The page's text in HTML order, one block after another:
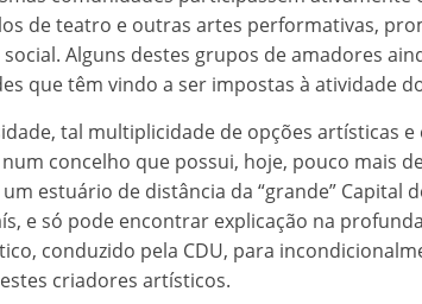
de teatro e outras artes performativas,
Alguns destes grupos de amadores
que têm vindo a ser impostas à atividade
tal multiplicidade de opções artísticas
concelho que possui, hoje, pouco mais
estuário de distância da “grande” Capital
e só pode encontrar explicação na
conduzido pela CDU, para
criadores artísticos.